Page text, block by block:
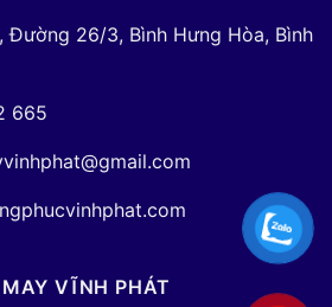
Đường 26/3, Bình Hưng Hòa, Bình
665
VĨNH PHÁT